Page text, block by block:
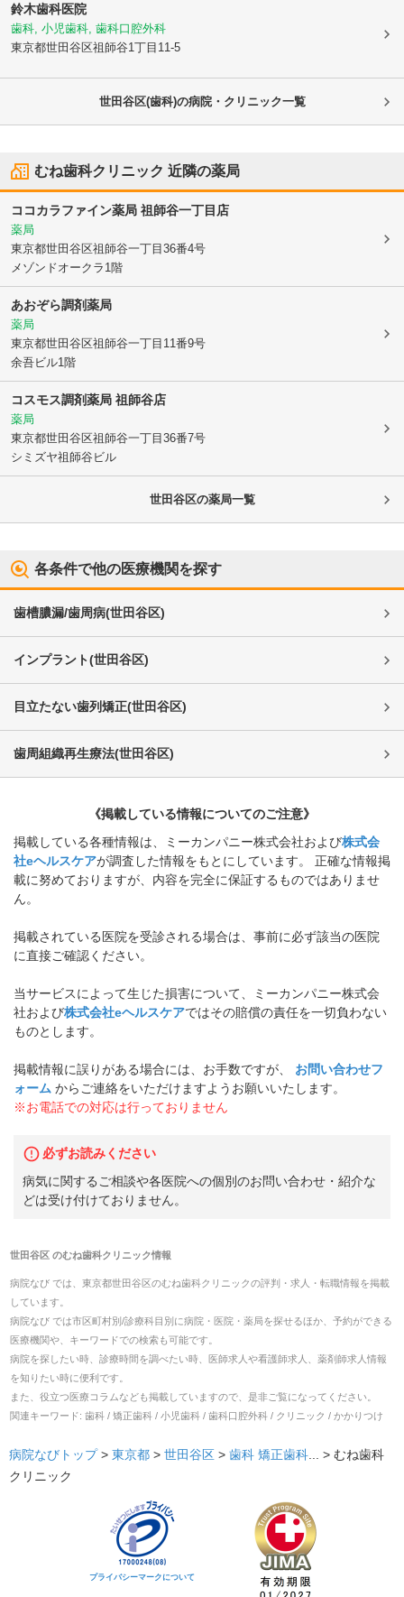
鈴木歯科医院
歯科, 小児歯科, 歯科口腔外科
東京都世田谷区祖師谷1丁目11-5
世田谷区(歯科)の病院・クリニック一覧
むね歯科クリニック 近隣の薬局
ココカラファイン薬局 祖師谷一丁目店
薬局
東京都世田谷区祖師谷一丁目36番4号
メゾンドオークラ1階
あおぞら調剤薬局
薬局
東京都世田谷区祖師谷一丁目11番9号
余吾ビル1階
コスモス調剤薬局 祖師谷店
薬局
東京都世田谷区祖師谷一丁目36番7号
シミズヤ祖師谷ビル
世田谷区の薬局一覧
各条件で他の医療機関を探す
歯槽膿漏/歯周病(世田谷区)
インプラント(世田谷区)
目立たない歯列矯正(世田谷区)
歯周組織再生療法(世田谷区)
《掲載している情報についてのご注意》
掲載している各種情報は、ミーカンパニー株式会社および株式会
社eヘルスケアが調査した情報をもとにしています。 正確な情報掲
載に努めておりますが、内容を完全に保証するものではありませ
ん。
掲載されている医院を受診される場合は、事前に必ず該当の医院
に直接ご確認ください。
当サービスによって生じた損害について、ミーカンパニー株式会
社および株式会社eヘルスケアではその賠償の責任を一切負わない
ものとします。
掲載情報に誤りがある場合には、お手数ですが、
お問い合わせフ
ォーム からご連絡をいただけますようお願いいたします。
※お電話での対応は行っておりません
必ずお読みください
病気に関するご相談や各医院への個別のお問い合わせ・紹介な
どは受け付けておりません。
世田谷区のむね歯科クリニック情報
病院なび では、 東京都世田谷区のむね歯科クリニックの評判・求人・転職情報を掲載
しています。
病院なび では市区町村別/診療科目別に病院・医院・薬局を探せるほか、予約ができる
医療機関や、キーワードでの検索も可能です。
病院を探したい時、診療時間を調べたい時、医師求人や看護師求人、薬剤師求人情報
を知りたい時に便利です。
また、役立つ医療コラムなども掲載していますので、是非ご覧になってください。
関連キーワード: 歯科 / 矯正歯科 / 小児歯科 / 歯科口腔外科 / クリニック / かかりつけ
病院なびトップ > 東京都 > 世田谷区 > 歯科 矯正歯科... > むね歯科
クリニック
プライバシーマークについて